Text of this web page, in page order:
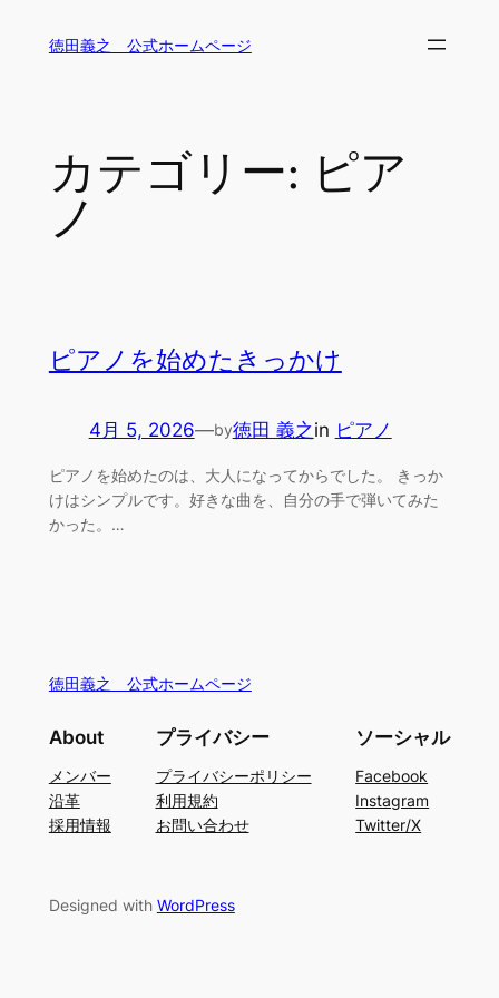
徳田義之 公式ホームページ
カテゴリー: ピア
ノ
ピアノを始めたきっかけ
4月 5, 2026—by徳田 義之in ピアノ
ピアノを始めたのは、大人になってからでした。 きっか
けはシンプルです。好きな曲を、自分の手で弾いてみた
かった。…
徳田義之 公式ホームページ
About
メンバー
沿革
採用情報
プライバシー
プライバシーポリシー
利用規約
お問い合わせ
ソーシャル
Facebook
Instagram
Twitter/X
Designed with WordPress